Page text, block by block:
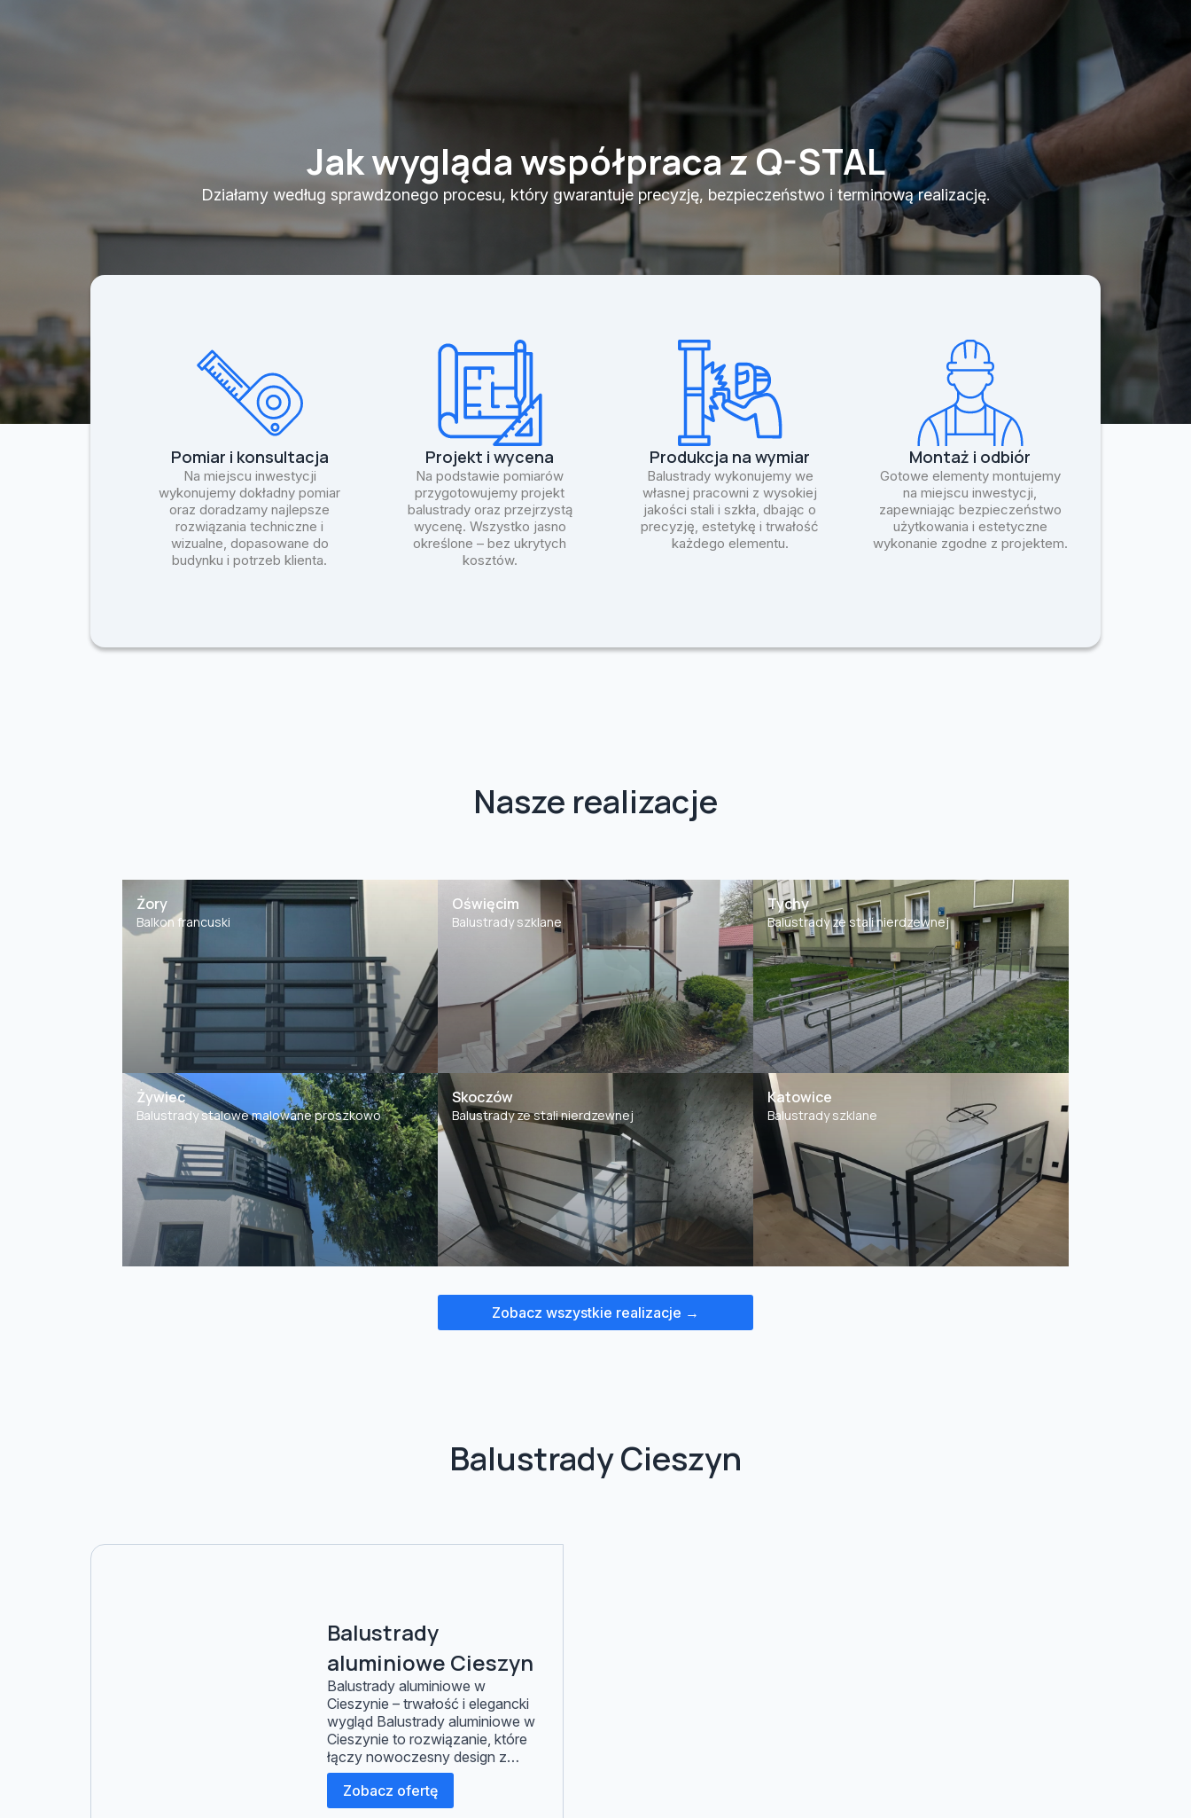
Jak wygląda współpraca z Q-STAL
Działamy według sprawdzonego procesu, który gwarantuje precyzję, bezpieczeństwo i terminową realizację.
Pomiar i konsultacja
Na miejscu inwestycji
wykonujemy dokładny pomiar
oraz doradzamy najlepsze
rozwiązania techniczne i
wizualne, dopasowane do
budynku i potrzeb klienta.
Projekt i wycena
Na podstawie pomiarów
przygotowujemy projekt
balustrady oraz przejrzystą
wycenę. Wszystko jasno
określone – bez ukrytych
kosztów.
Produkcja na wymiar
Balustrady wykonujemy we
własnej pracowni z wysokiej
jakości stali i szkła, dbając o
precyzję, estetykę i trwałość
każdego elementu.
Montaż i odbiór
Gotowe elementy montujemy
na miejscu inwestycji,
zapewniając bezpieczeństwo
użytkowania i estetyczne
wykonanie zgodne z projektem.
Nasze realizacje
Żory
Balkon francuski
Oświęcim
Balustrady szklane
Tychy
Balustrady ze stali nierdzewnej
Żywiec
Balustrady stalowe malowane proszkowo
Skoczów
Balustrady ze stali nierdzewnej
Katowice
Balustrady szklane
Zobacz wszystkie realizacje →
Balustrady Cieszyn
Balustrady
aluminiowe Cieszyn
Balustrady aluminiowe w
Cieszynie – trwałość i elegancki
wygląd Balustrady aluminiowe w
Cieszynie to rozwiązanie, które
łączy nowoczesny design z
wysoką odpornością na
codzienne użytkowanie. Dzięki
właściwościom aluminium
Zobacz ofertę